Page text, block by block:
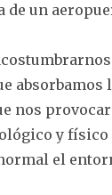
de un
nos
y físico
el